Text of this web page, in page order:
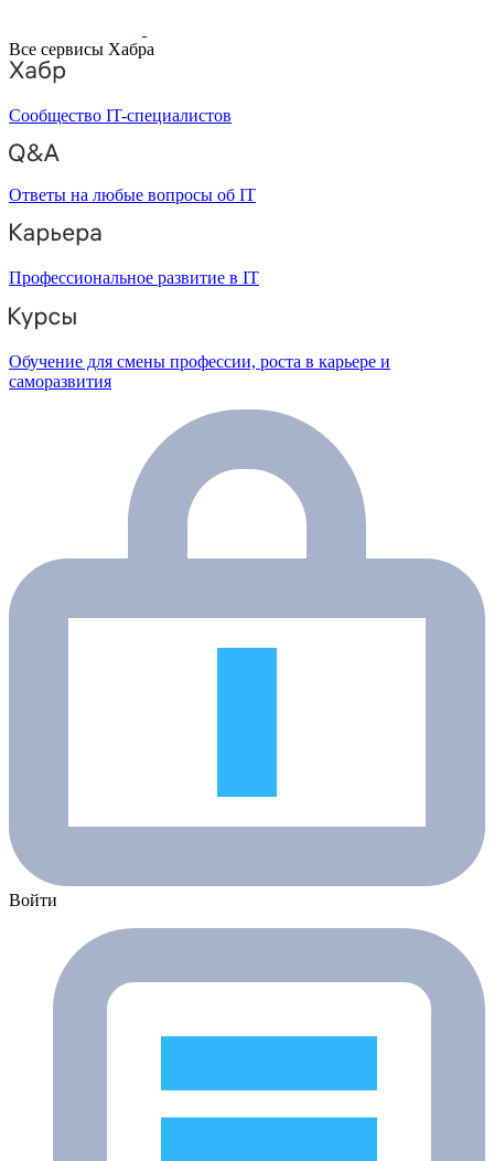
Все сервисы Хабра
Сообщество IT-специалистов
Ответы на любые вопросы об IT
Профессиональное развитие в IT
Обучение для смены профессии, роста в карьере и
саморазвития
Войти